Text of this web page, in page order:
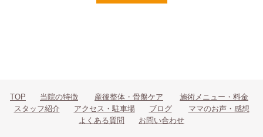
TOP 当院の特徴 産後整体・骨盤ケア
施術メニュー・料金
スタッフ紹介
アクセス・駐車場 ブログ
ママのお声・感想
よくある質問
お問い合わせ